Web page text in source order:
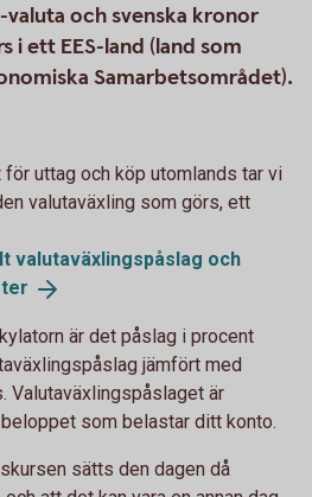
valuta och svenska kronor
i ett EES-land (land som
Samarbetsområdet).
för uttag och köp utomlands tar vi
valutaväxling som görs, ett
valutaväxlingspåslag och
är det påslag i procent
jämfört med
Valutaväxlingspåslaget är
som belastar ditt konto.
sätts den dagen då